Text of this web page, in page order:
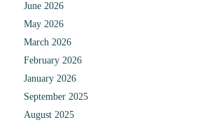
June 2026
May 2026
March 2026
February 2026
January 2026
September 2025
August 2025